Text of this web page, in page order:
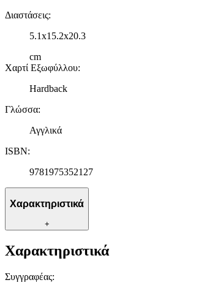
Διαστάσεις:
5.1x15.2x20.3
cm
Χαρτί Εξωφύλλου:
Hardback
Γλώσσα:
Αγγλικά
ISBN:
9781975352127
Χαρακτηριστικά
+
Χαρακτηριστικά
Συγγραφέας: